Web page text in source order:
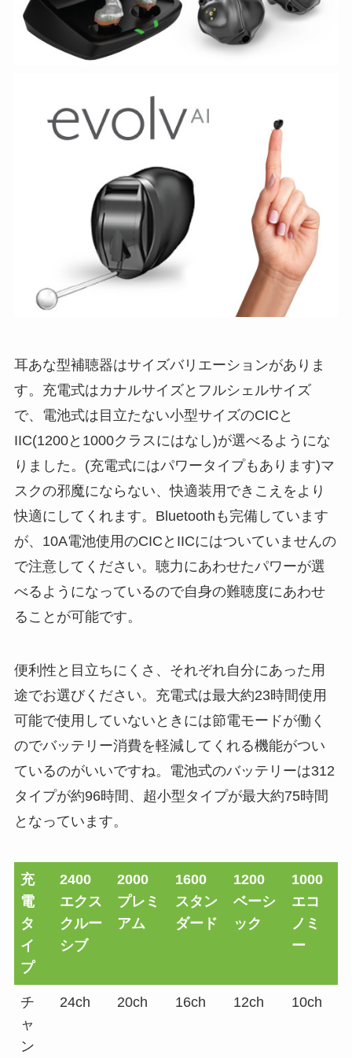
耳あな型補聴器はサイズバリエーションがありま
す。充電式はカナルサイズとフルシェルサイズ
で、電池式は目立たない小型サイズのCICと
IIC(1200と1000クラスにはなし)が選べるようにな
りました。(充電式にはパワータイプもあります)マ
スクの邪魔にならない、快適装用できこえをより
快適にしてくれます。Bluetoothも完備しています
が、10A電池使用のCICとIICにはついていませんの
で注意してください。聴力にあわせたパワーが選
べるようになっているので自身の難聴度にあわせ
ることが可能です。
便利性と目立ちにくさ、それぞれ自分にあった用
途でお選びください。充電式は最大約23時間使用
可能で使用していないときには節電モードが働く
のでバッテリー消費を軽減してくれる機能がつい
ているのがいいですね。電池式のバッテリーは312
タイプが約96時間、超小型タイプが最大約75時間
となっています。
充
電
タ
イ
プ
2400
エクス
クルー
シブ
2000
プレミ
アム
1600
スタン
ダード
1200
ベーシ
ック
1000
エコ
ノミ
ー
チ
ャ
ン
24ch 20ch 16ch 12ch 10ch